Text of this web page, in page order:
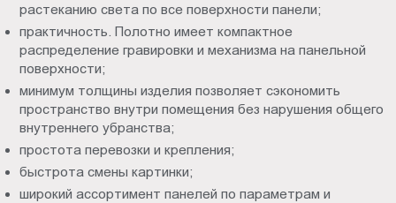
растеканию света по все поверхности панели;
практичность. Полотно имеет компактное
распределение гравировки и механизма на панельной
поверхности;
минимум толщины изделия позволяет сэкономить
пространство внутри помещения без нарушения общего
внутреннего убранства;
простота перевозки и крепления;
быстрота смены картинки;
широкий ассортимент панелей по параметрам и